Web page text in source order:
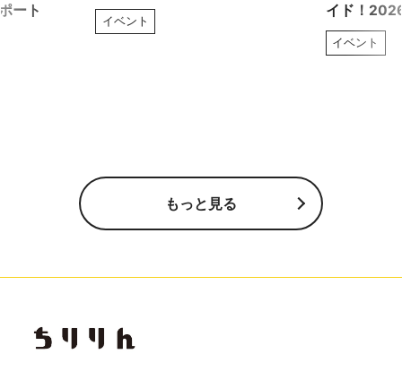
ート
イベント
イド！
イベント
もっと見る